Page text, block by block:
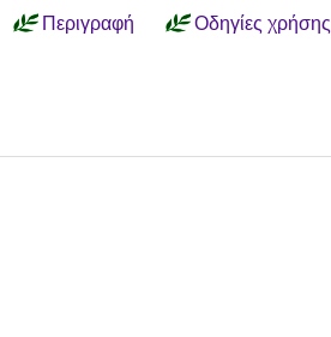
Περιγραφή Οδηγίες χρήσης